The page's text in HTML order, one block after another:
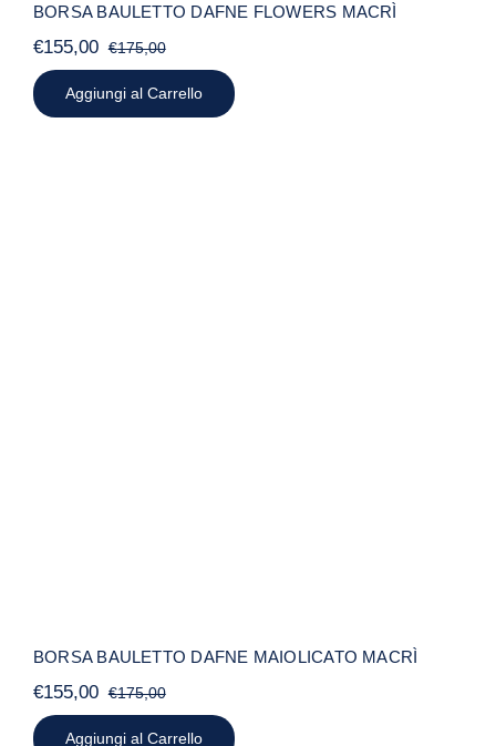
BORSA BAULETTO DAFNE FLOWERS MACRÌ
€175,00Il
prezzo
originale
era:
€155,00
Il
prezzo
attuale
è:
Aggiungi al Carrello
BORSA BAULETTO DAFNE MAIOLICATO MACRÌ
€175,00Il
prezzo
€155,00
Il
prezzo
Aggiungi al Carrello